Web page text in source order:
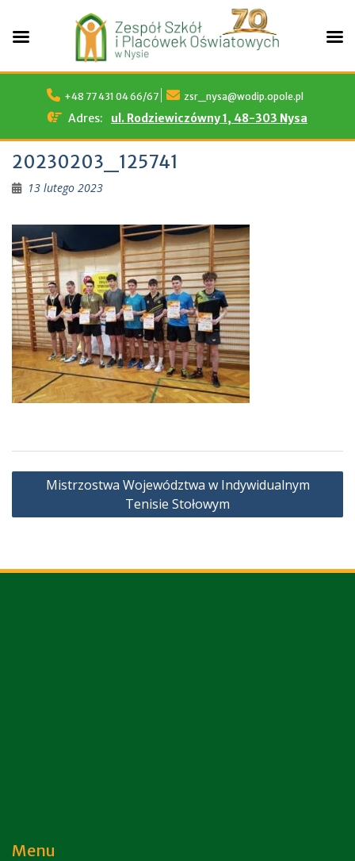
Skip
+48 77 431 04 66/67 zsr_nysa@wodip.opole.pl
Adres: ul. Rodziewiczówny 1, 48-303 Nysa
20230203_125741
13 lutego 2023
Nawigacja
Mistrzostwa Województwa w Indywidualnym
Tenisie Stołowym
Menu